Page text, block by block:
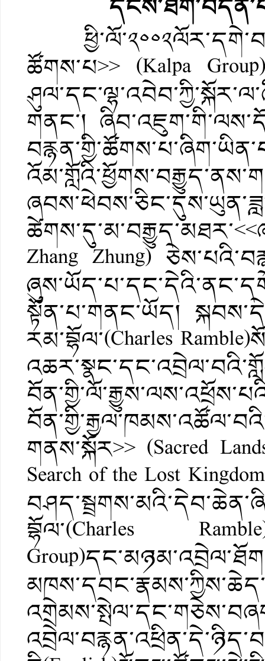
ཚོགས་པ>> (Kalpa
གནང་།
Zhang Zhung)
སྟོན་པ་གནང་ཡོད།
རམ་བྷོལ་(Charles
གནས་སྐོར>> (Sacred
Search of the Lost
བྷོལ་(Charles